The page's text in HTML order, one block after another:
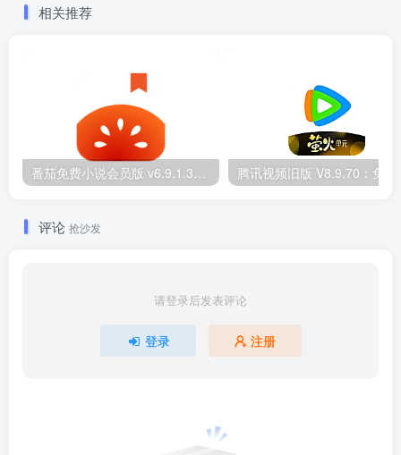
相关推荐
番茄免费小说会员版 v6.9.1.32：解锁全本畅读
评论 抢沙发
请登录后发表评论
登录 注册